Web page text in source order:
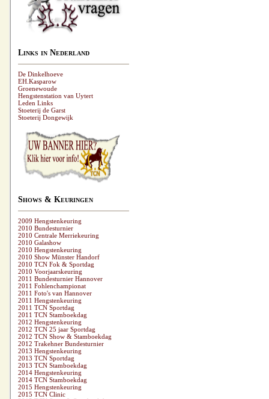
Links in Nederland
De Dinkelhoeve
EH.Kasparow
Groenewoude
Hengstenstation van Uytert
Leden Links
Stoeterij de Garst
Stoeterij Dongewijk
Shows & Keuringen
2009 Hengstenkeuring
2010 Bundesturnier
2010 Centrale Merriekeuring
2010 Galashow
2010 Hengstenkeuring
2010 Show Münster Handorf
2010 TCN Fok & Sportdag
2010 Voorjaarskeuring
2011 Bundesturnier Hannover
2011 Fohlenchampionat
2011 Foto's van Hannover
2011 Hengstenkeuring
2011 TCN Sportdag
2011 TCN Stamboekdag
2012 Hengstenkeuring
2012 TCN 25 jaar Sportdag
2012 TCN Show & Stamboekdag
2012 Trakehner Bundesturnier
2013 Hengstenkeuring
2013 TCN Sportdag
2013 TCN Stamboekdag
2014 Hengstenkeuring
2014 TCN Stamboekdag
2015 Hengstenkeuring
2015 TCN Clinic